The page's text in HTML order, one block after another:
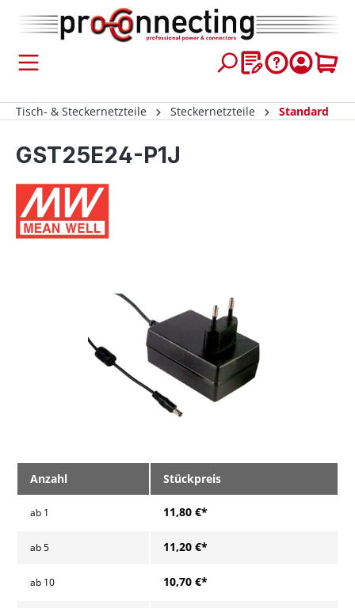
springen
Tisch- & Steckernetzteile Steckernetzteile Standard
GST25E24-P1J
Anzahl Stückpreis
ab 1 11,80 €*
ab5 11,20 €*
ab 10 10,70 €*